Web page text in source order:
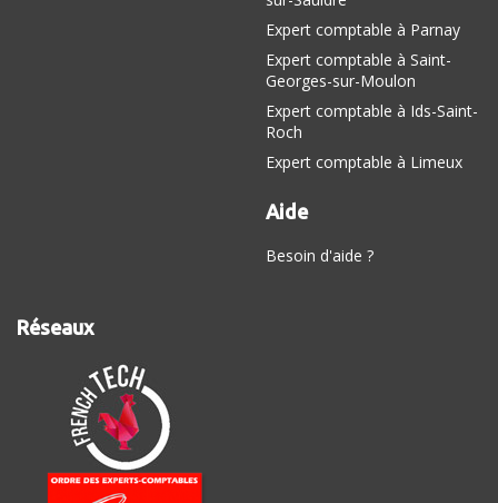
Expert comptable à Parnay
Expert comptable à Saint-
Georges-sur-Moulon
Expert comptable à Ids-Saint-
Roch
Expert comptable à Limeux
Aide
Besoin d'aide ?
Réseaux